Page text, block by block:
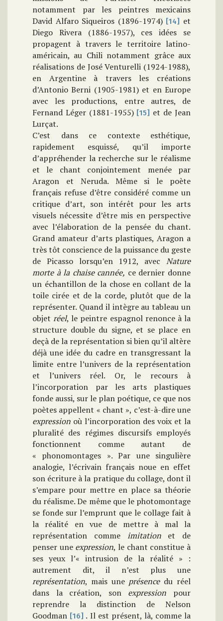
notamment par les peintres mexicains
David Alfaro Siqueiros (1896-1974) [14]
et
Diego Rivera (1886-1957), ces idées se
propagent à travers le territoire latino-
américain, au Chili notamment grâce aux
réalisations de José Venturelli (1924-1988),
en Argentine à travers les créations
d’Antonio Berni (1905-1981) et en Europe
avec les productions, entre autres, de
Fernand Léger (1881-1955) [15] et de Jean
Lurçat.
C’est dans ce contexte esthétique,
rapidement esquissé, qu’il importe
d’appréhender la recherche sur le réalisme
et le chant conjointement menée par
Aragon et Neruda. Même si le poète
français refuse d’être considéré comme un
critique d’art, son intérêt pour les arts
visuels nécessite d’être mis en perspective
avec l’élaboration de la pensée du chant.
Grand amateur d’arts plastiques, Aragon a
très tôt conscience de la puissance du geste
de Picasso lorsqu’en 1912, avec Nature
morte à la chaise cannée, ce dernier donne
un échantillon de la chose en collant de la
toile cirée et de la corde, plutôt que de la
représenter. Quand il intègre au tableau un
objetréel, le peintre espagnol renonce à la
structure double du signe, et se place en
deçà de la représentation si bien qu’il altère
déjà une idée du cadre en transgressant la
limite entre l’univers de la représentation
et l’univers réel. Or, le recours à
l’incorporation par les arts plastiques
fonde aussi, sur le plan poétique, ce que nos
poètes appellent « chant », c’est-à-dire une
expression où l’incorporation des voix et la
pluralité des régimes discursifs employés
fonctionnent comme autant de
« phonomontages ». Par une singulière
analogie, l’écrivain français noue en effet
son écriture à la pratique du collage, dont il
s’empare pour mettre en place sa théorie
du réalisme. De même que le photomontage
se fonde sur l’emprunt que le collage fait à
la réalité en vue de mettre à mal la
représentation comme imitationet de
penser une expression, le chant constitue à
ses yeux l’« intrusion de la réalité » :
autrement dit, il n’est plus une
représentation, mais une présencedu réel
dans la création, son expression pour
reprendre la distinction de Nelson
Goodman [16] . Il est présent, là, comme la